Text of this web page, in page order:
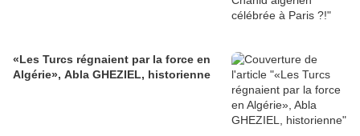
«Les Turcs régnaient par la force en
Algérie», Abla GHEZIEL, historienne